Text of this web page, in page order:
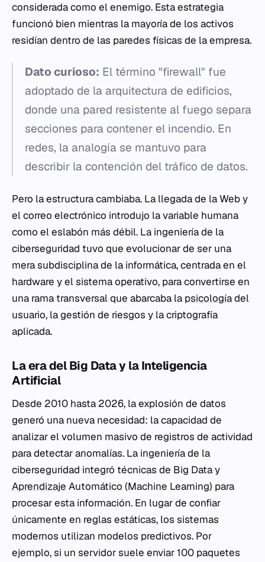
considerada como el enemigo. Esta estrategia
funcionó bien mientras la mayoría de los activos
residían dentro de las paredes físicas de la empresa.
Dato curioso: El término "firewall" fue
adoptado de la arquitectura de edificios,
donde una pared resistente al fuego separa
secciones para contener el incendio. En
redes, la analogía se mantuvo para
describir la contención del tráfico de datos.
Pero la estructura cambiaba. La llegada de la Web y
el correo electrónico introdujo la variable humana
como el eslabón más débil. La ingeniería de la
ciberseguridad tuvo que evolucionar de ser una
mera subdisciplina de la informática, centrada en el
hardware y el sistema operativo, para convertirse en
una rama transversal que abarcaba la psicologíadel
usuario, la gestión de riesgos y la criptografía
aplicada.
La era del Big Data y la Inteligencia
Artificial
Desde 2010 hasta 2026, la explosión de datos
generó una nueva necesidad: la capacidad de
analizar el volumen masivo de registros de actividad
para detectar anomalías. La ingeniería de la
ciberseguridad integró técnicas de Big Datay
Aprendizaje Automático (Machine Learning) para
procesar esta información. En lugar de confiar
únicamente en reglas estáticas, los sistemas
modernos utilizan modelos predictivos. Por
ejemplo, si un servidor suele enviar 100 paquetes